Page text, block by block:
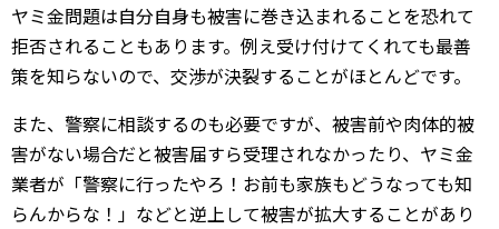
ヤミ金問題は自分自身も被害に巻き込まれることを恐れて
拒否されることもあります。例え受け付けてくれても最善
策を知らないので、交渉が決裂することがほとんどです。
また、警察に相談するのも必要ですが、被害前や肉体的被
害がない場合だと被害届すら受理されなかったり、ヤミ金
業者が「警察に行ったやろ！お前も家族もどうなっても知
らんからな！」などと逆上して被害が拡大することがあり